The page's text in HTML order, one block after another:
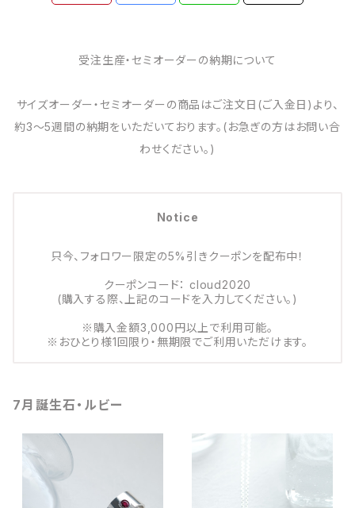
受注生産・セミオーダーの納期について
サイズオーダー・セミオーダーの商品はご注文日(ご入金日)より、
約3～5週間の納期をいただいております。(お急ぎの方はお問い合
わせください。)
Notice
只今、フォロワー限定の5%引きクーポンを配布中！
クーポンコード： cloud2020
(購入する際、上記のコードを入力してください。)
※購入金額3,000円以上で利用可能。
※おひとり様1回限り・無期限でご利用いただけます。
7月誕生石・ルビー